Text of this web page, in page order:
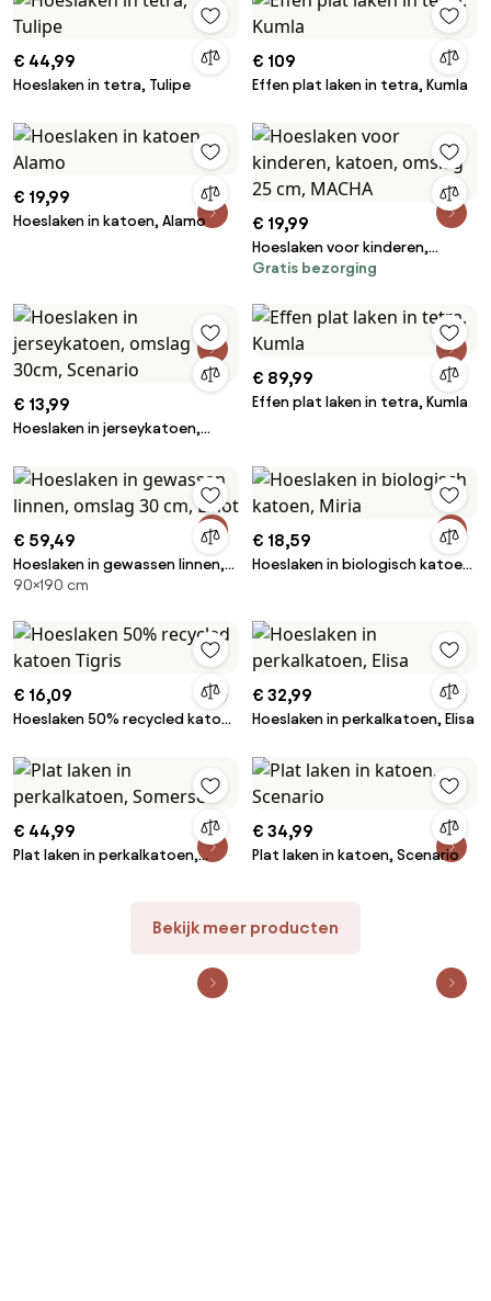
€ 44,99
Hoeslaken in tetra, Tulipe
€ 109
Effen plat laken in tetra, Kumla
€ 19,99
Hoeslaken in katoen, Alamo € 19,99
Hoeslaken voor kinderen,
katoen, omslag 25 cm, MACHA
Gratis bezorging
€ 13,99
Hoeslaken in jerseykatoen,
€ 89,99
Effen plat laken in tetra, Kumla
€ 59,49
Hoeslaken in gewassen linnen,
omslag 30 cm, Linot
90×190 cm
€ 18,59
Hoeslaken in biologisch katoen,
€ 16,09
Hoeslaken 50% recycled katoen
€ 32,99
Hoeslaken in perkalkatoen, Elisa
€ 44,99
Plat laken in perkalkatoen,
€ 34,99
Plat laken in katoen, Scenario
Bekijk meer producten